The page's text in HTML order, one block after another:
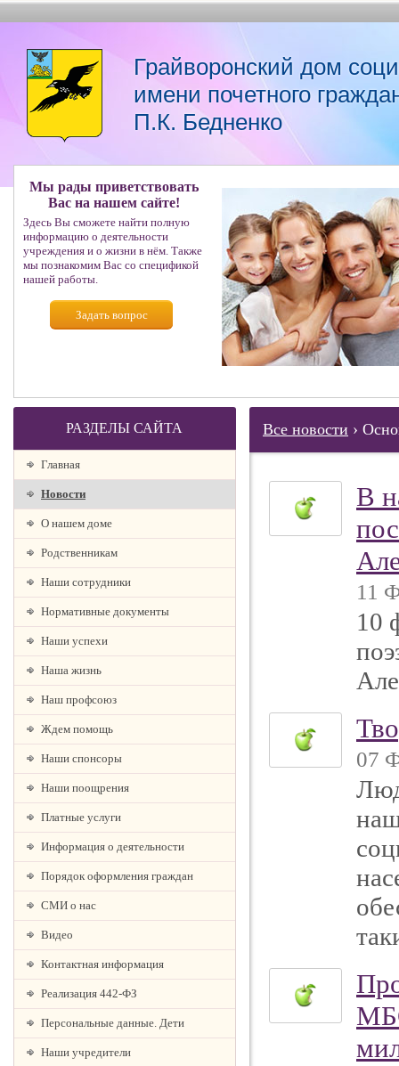
Грайворонский дом
имени почетного
П.К. Бедненко
Мы рады приветствовать
Вас на нашем сайте!
Здесь Вы сможете найти полную
информацию о деятельности
учреждения и о жизни в нём. Также
мы познакомим Вас со спецификой
нашей работы.
Задать вопрос
РАЗДЕЛЫ САЙТА
Главная
Новости
О нашем доме
Родственникам
Наши сотрудники
Нормативные документы
Наши успехи
Наша жизнь
Наш профсоюз
Ждем помощь
Наши спонсоры
Наши поощрения
Платные услуги
Информация о деятельности
Порядок оформления граждан
СМИ о нас
Видео
Контактная информация
Реализация 442-ФЗ
Персональные данные. Дети
Наши учредители
Все новости ›
В
11
10
07